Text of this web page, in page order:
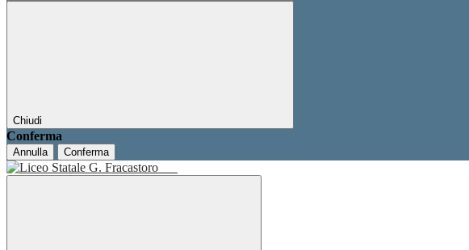
Chiudi
Conferma
Annulla Conferma